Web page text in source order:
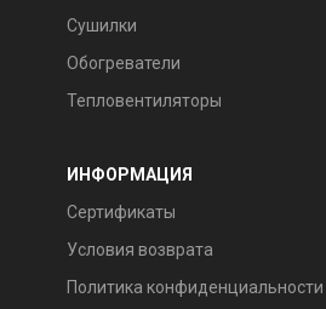
Сушилки
Обогреватели
Тепловентиляторы
ИНФОРМАЦИЯ
Сертификаты
Условия возврата
Политика конфиденциальности